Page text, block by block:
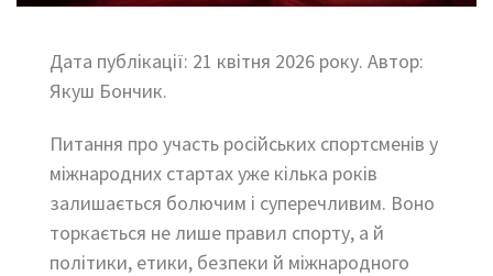
Дата публікації: 21 квітня 2026 року. Автор:
Якуш Бончик.
Питання про участь російських спортсменів у
міжнародних стартах уже кілька років
залишається болючим і суперечливим. Воно
торкається не лише правил спорту, а й
політики, етики, безпеки й міжнародного